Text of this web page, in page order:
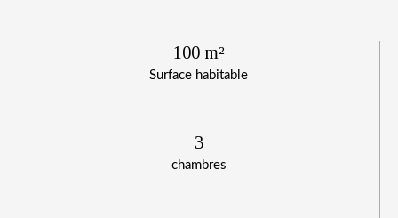
Surface habitable
100 m²
chambres
3